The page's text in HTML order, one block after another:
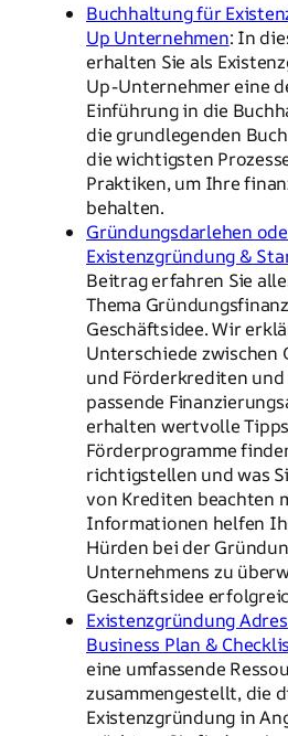
Buchhaltung für
Up Unternehmen: In
erhalten Sie als
Up-Unternehmer eine
Einführung in die
die grundlegenden
die wichtigsten
Praktiken, um Ihre
behalten.
Gründungsdarlehen
Existenzgründung &
Beitrag erfahren Sie
Thema
Geschäftsidee. Wir
Unterschiede zwischen
und Förderkrediten
passende
erhalten wertvolle
Förderprogramme
richtigstellen und was
von Krediten beachten
Informationen helfen
Hürden bei der
Unternehmens zu
Geschäftsidee
Existenzgründung
Business Plan &
eine umfassende
zusammengestellt, die
Existenzgründung in